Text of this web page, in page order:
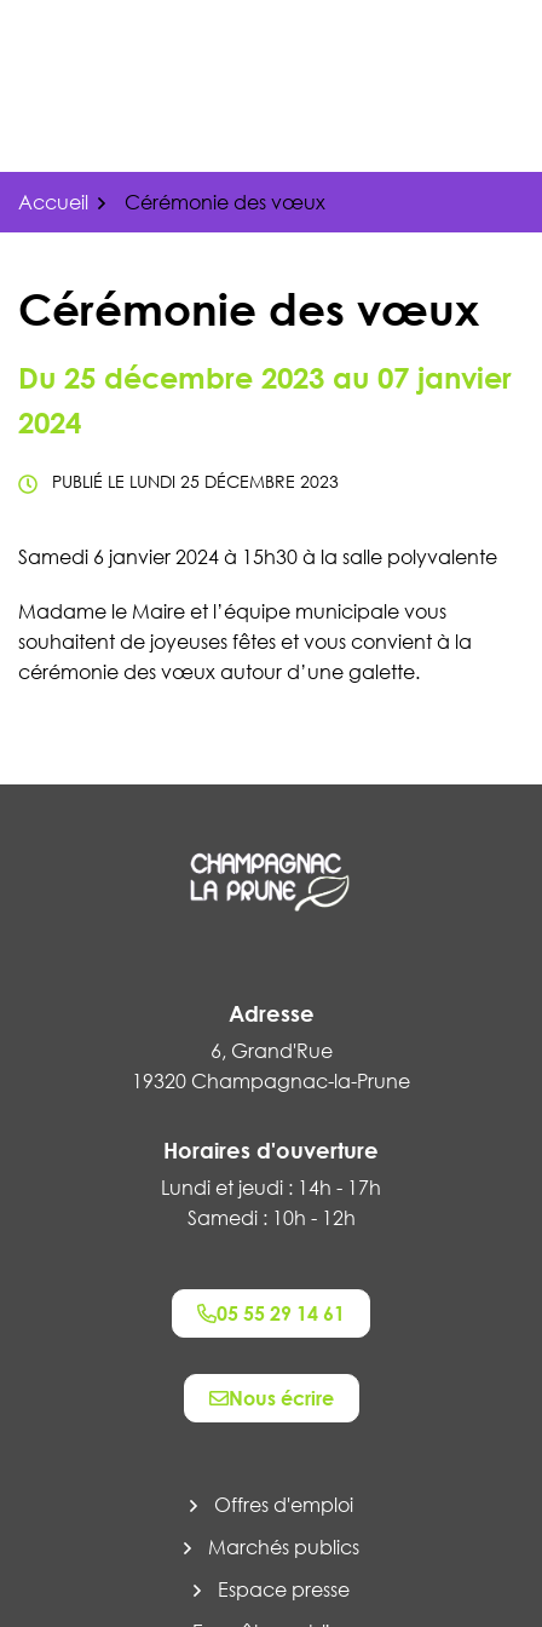
Accueil Cérémonie des vœux
Cérémonie des vœux
Du 25 décembre 2023 au 07 janvier
2024
PUBLIÉ LE LUNDI 25 DÉCEMBRE 2023
Samedi 6 janvier 2024 à 15h30 à la salle polyvalente
Madame le Maire et l’équipe municipale vous
souhaitent de joyeuses fêtes et vous convient à la
cérémonie des vœux autour d’une galette.
Adresse
6, Grand'Rue
19320 Champagnac-la-Prune
Horaires d'ouverture
Lundi et jeudi : 14h - 17h
Samedi : 10h - 12h
05 55 29 14 61
Nous écrire
Offres d'emploi
Marchés publics
Espace presse